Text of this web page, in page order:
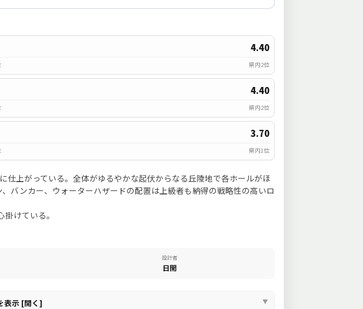
4.40
県内2位
4.40
県内2位
3.70
県内1位
上がっている。全体がゆるやかな起伏からなる丘陵地で各ホールがほ
バンカー、ウォーターハザードの配置は上級者も納得の戦略性の高いロ
けている。
設計者
日開
表示 [開く]